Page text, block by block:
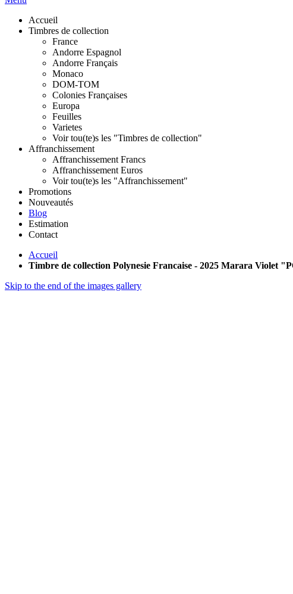
Accueil
Timbres de collection
France
Andorre Espagnol
Andorre Français
Monaco
DOM-TOM
Colonies Françaises
Europa
Feuilles
Varietes
Voir tou(te)s les "Timbres de collection"
Affranchissement
Affranchissement Francs
Affranchissement Euros
Voir tou(te)s les "Affranchissement"
Promotions
Nouveautés
Blog
Estimation
Contact
Accueil
Timbre de collection Polynesie Francaise - 2025 Marara Violet
Skip to the end of the images gallery